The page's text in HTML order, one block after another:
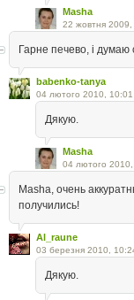
Masha
22 жовтня 2009,
Гарне печево, і думаю
babenko-tanya
04 лютого 2010, 10:01
Дякую.
Masha
04 лютого
Masha, очень
получились!
Al_raune
03 березня 2010,
Дякую.